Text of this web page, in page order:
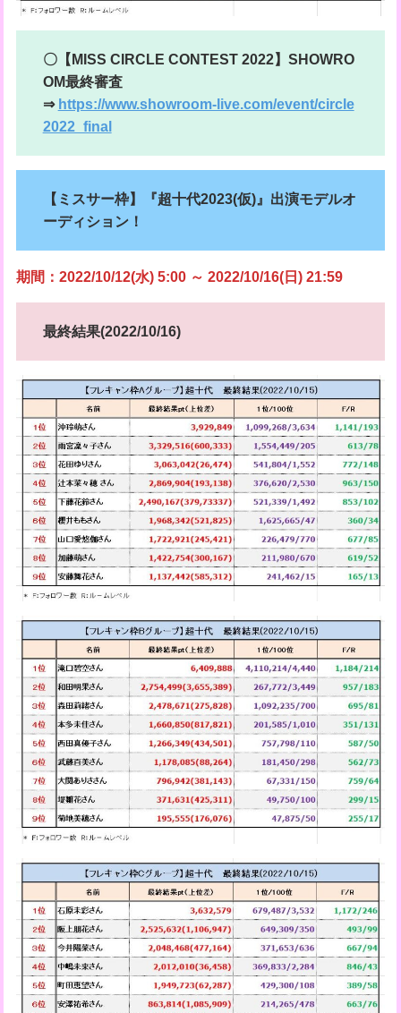
〇【MISS CIRCLE CONTEST 2022】SHOWRO
OM最終審査
⇒ https://www.showroom-live.com/event/circle
2022_final
【ミスサー枠】『超十代2023(仮)』出演モデルオ
ーディション！
期間：2022/10/12(水) 5:00 ～ 2022/10/16(日) 21:59
最終結果(2022/10/16)